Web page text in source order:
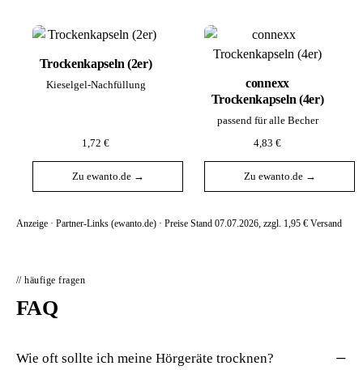
Trockenkapseln (2er)
Kieselgel-Nachfüllung
1,72 €
Zu ewanto.de →
connexx
Trockenkapseln (4er)
passend für alle Becher
4,83 €
Zu ewanto.de →
Anzeige · Partner-Links (ewanto.de) · Preise Stand 07.07.2026, zzgl. 1,95 € Versand
// häufige fragen
FAQ
Wie oft sollte ich meine Hörgeräte trocknen?